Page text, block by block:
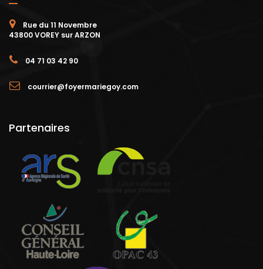
Rue du 11 Novembre
43800 VOREY sur ARZON
04 71 03 42 90
courrier@foyermariegoy.com
Partenaires